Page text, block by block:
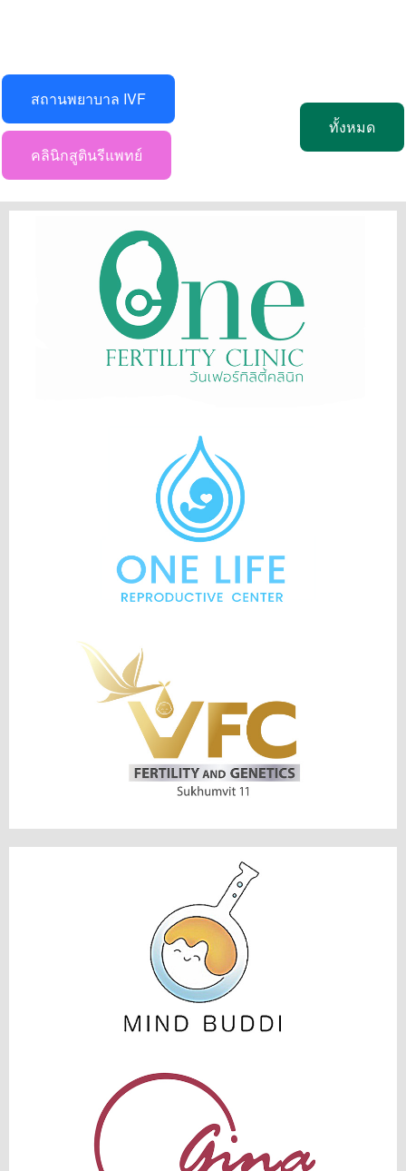
สถานพยาบาล IVF
คลินิกสูตินรีแพทย์
ทั้งหมด